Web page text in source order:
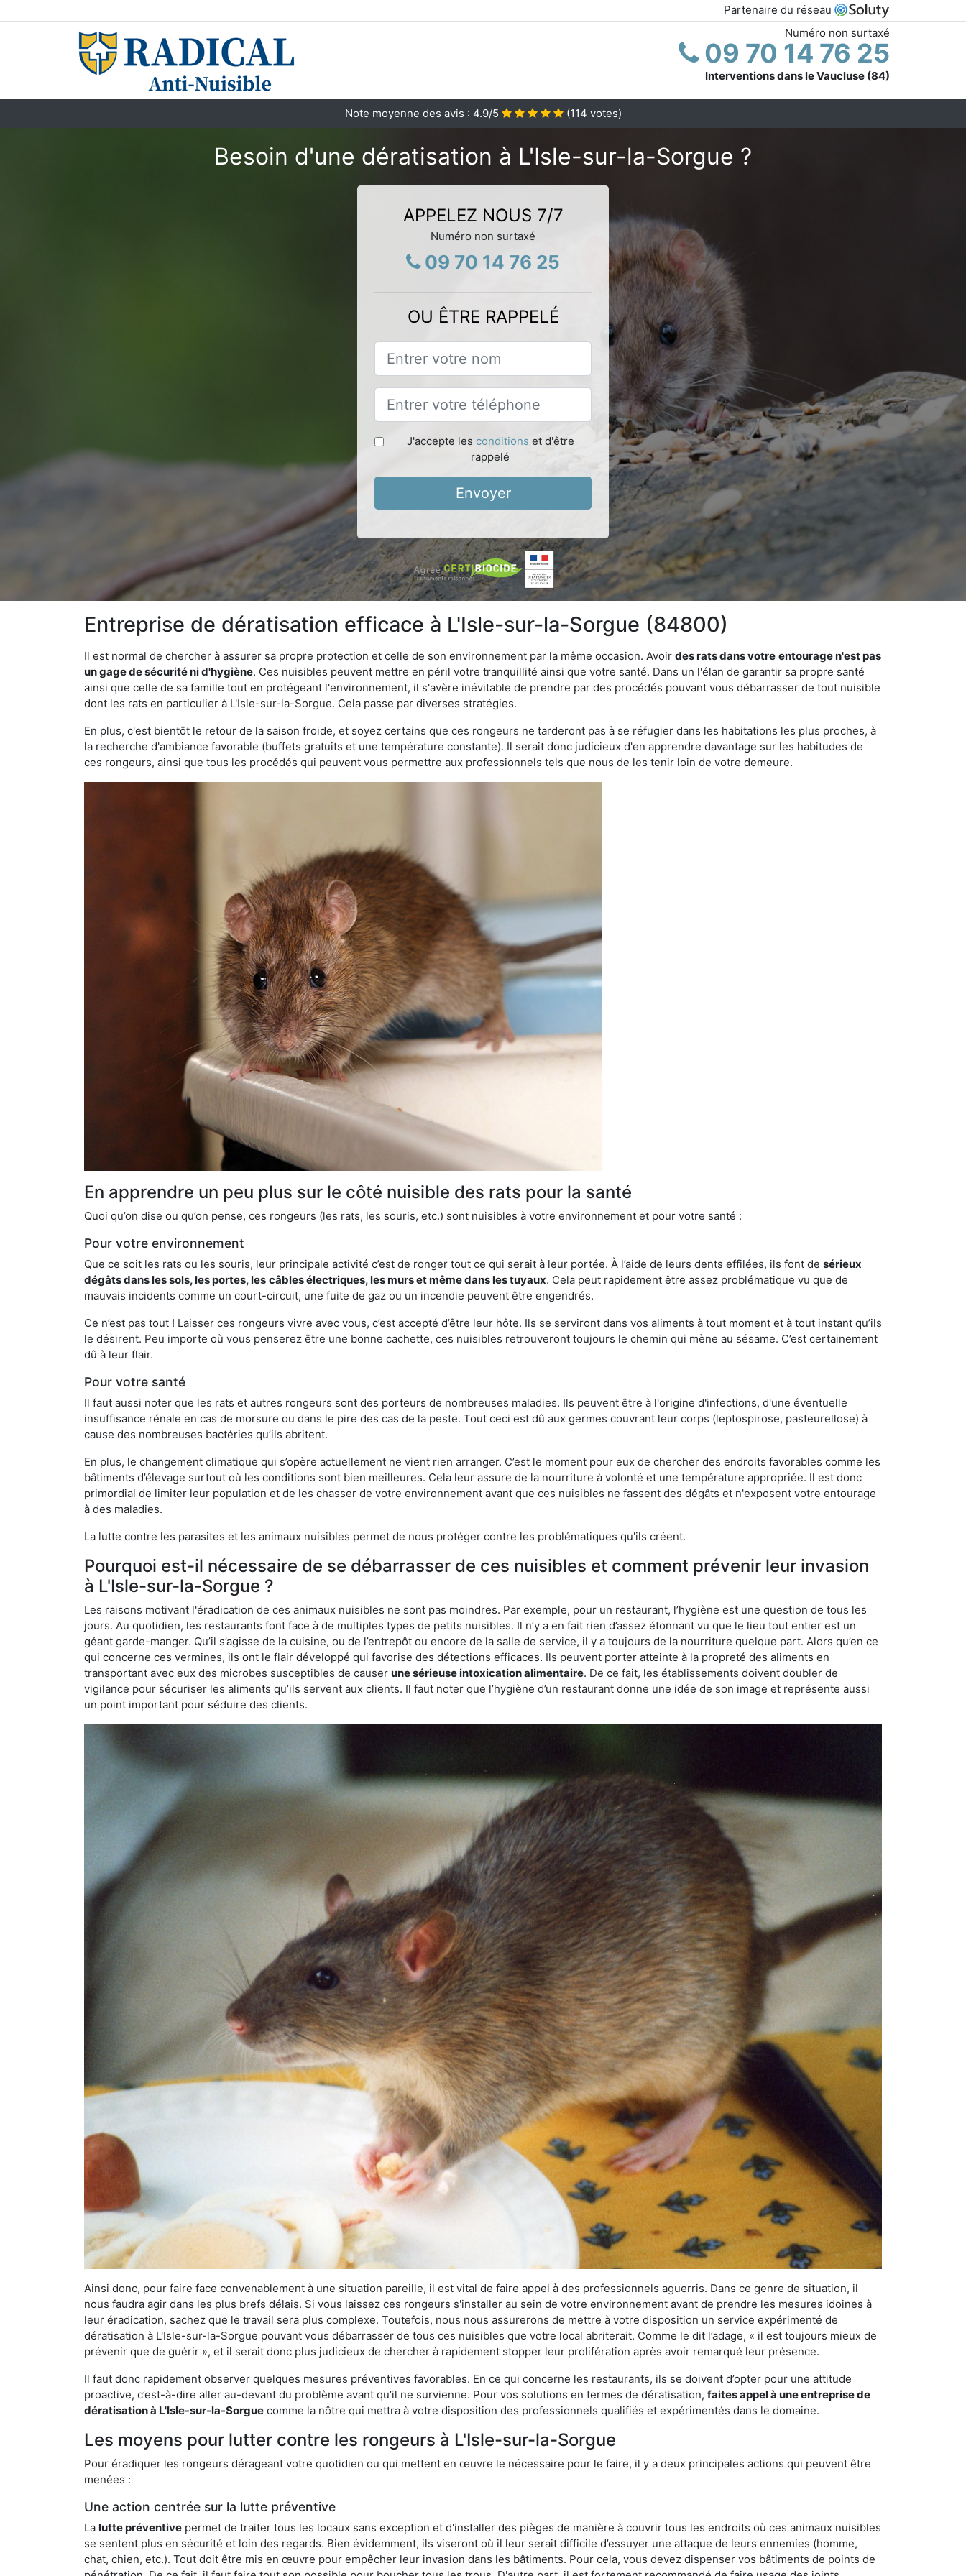
Partenaire du réseau
Numéro non surtaxé
09 70 14 76 25
Interventions dans le Vaucluse (84)
Note moyenne des avis : 4.9/5 (114 votes)
Besoin d'une dératisation à L'Isle-sur-la-Sorgue ?
APPELEZ NOUS 7/7
Numéro non surtaxé
09 70 14 76 25
OU ÊTRE RAPPELÉ
J'accepte les conditions et d'être
rappelé
Envoyer
Entreprise de dératisation efficace à L'Isle-sur-la-Sorgue (84800)
Il est normal de chercher à assurer sa propre protection et celle de son environnement par la même occasion. Avoir des rats dans votre entourage n'est pas
un gage de sécurité ni d'hygiène. Ces nuisibles peuvent mettre en péril votre tranquillité ainsi que votre santé. Dans un l'élan de garantir sa propre santé
ainsi que celle de sa famille tout en protégeant l'environnement, il s'avère inévitable de prendre par des procédés pouvant vous débarrasser de tout nuisible
dont les rats en particulier à L'Isle-sur-la-Sorgue. Cela passe par diverses stratégies.
En plus, c'est bientôt le retour de la saison froide, et soyez certains que ces rongeurs ne tarderont pas à se réfugier dans les habitations les plus proches, à
la recherche d'ambiance favorable (buffets gratuits et une température constante). Il serait donc judicieux d'en apprendre davantage sur les habitudes de
ces rongeurs, ainsi que tous les procédés qui peuvent vous permettre aux professionnels tels que nous de les tenir loin de votre demeure.
En apprendre un peu plus sur le côté nuisible des rats pour la santé
Quoi qu’on dise ou qu’on pense, ces rongeurs (les rats, les souris, etc.) sont nuisibles à votre environnement et pour votre santé :
Pour votre environnement
Que ce soit les rats ou les souris, leur principale activité c’est de ronger tout ce qui serait à leur portée. À l’aide de leurs dents effilées, ils font de sérieux
dégâts dans les sols, les portes, les câbles électriques, les murs et même dans les tuyaux. Cela peut rapidement être assez problématique vu que de
mauvais incidents comme un court-circuit, une fuite de gaz ou un incendie peuvent être engendrés.
Ce n’est pas tout ! Laisser ces rongeurs vivre avec vous, c’est accepté d’être leur hôte. Ils se serviront dans vos aliments à tout moment et à tout instant qu’ils
le désirent. Peu importe où vous penserez être une bonne cachette, ces nuisibles retrouveront toujours le chemin qui mène au sésame. C’est certainement
dû à leur flair.
Pour votre santé
Il faut aussi noter que les rats et autres rongeurs sont des porteurs de nombreuses maladies. Ils peuvent être à l'origine d'infections, d'une éventuelle
insuffisance rénale en cas de morsure ou dans le pire des cas de la peste. Tout ceci est dû aux germes couvrant leur corps (leptospirose, pasteurellose) à
cause des nombreuses bactéries qu’ils abritent.
En plus, le changement climatique qui s’opère actuellement ne vient rien arranger. C’est le moment pour eux de chercher des endroits favorables comme les
bâtiments d’élevage surtout où les conditions sont bien meilleures. Cela leur assure de la nourriture à volonté et une température appropriée. Il est donc
primordial de limiter leur population et de les chasser de votre environnement avant que ces nuisibles ne fassent des dégâts et n'exposent votre entourage
à des maladies.
La lutte contre les parasites et les animaux nuisibles permet de nous protéger contre les problématiques qu'ils créent.
Pourquoi est-il nécessaire de se débarrasser de ces nuisibles et comment prévenir leur invasion
à L'Isle-sur-la-Sorgue ?
Les raisons motivant l'éradication de ces animaux nuisibles ne sont pas moindres. Par exemple, pour un restaurant, l’hygiène est une question de tous les
jours. Au quotidien, les restaurants font face à de multiples types de petits nuisibles. Il n’y a en fait rien d’assez étonnant vu que le lieu tout entier est un
géant garde-manger. Qu’il s’agisse de la cuisine, ou de l’entrepôt ou encore de la salle de service, il y a toujours de la nourriture quelque part. Alors qu’en ce
qui concerne ces vermines, ils ont le flair développé qui favorise des détections efficaces. Ils peuvent porter atteinte à la propreté des aliments en
transportant avec eux des microbes susceptibles de causer une sérieuse intoxication alimentaire. De ce fait, les établissements doivent doubler de
vigilance pour sécuriser les aliments qu’ils servent aux clients. Il faut noter que l’hygiène d’un restaurant donne une idée de son image et représente aussi
un point important pour séduire des clients.
Ainsi donc, pour faire face convenablement à une situation pareille, il est vital de faire appel à des professionnels aguerris. Dans ce genre de situation, il
nous faudra agir dans les plus brefs délais. Si vous laissez ces rongeurs s'installer au sein de votre environnement avant de prendre les mesures idoines à
leur éradication, sachez que le travail sera plus complexe. Toutefois, nous nous assurerons de mettre à votre disposition un service expérimenté de
dératisation à L'Isle-sur-la-Sorgue pouvant vous débarrasser de tous ces nuisibles que votre local abriterait. Comme le dit l’adage, « il est toujours mieux de
prévenir que de guérir », et il serait donc plus judicieux de chercher à rapidement stopper leur prolifération après avoir remarqué leur présence.
Il faut donc rapidement observer quelques mesures préventives favorables. En ce qui concerne les restaurants, ils se doivent d’opter pour une attitude
proactive, c’est-à-dire aller au-devant du problème avant qu’il ne survienne. Pour vos solutions en termes de dératisation, faites appel à une entreprise de
dératisation à L'Isle-sur-la-Sorgue comme la nôtre qui mettra à votre disposition des professionnels qualifiés et expérimentés dans le domaine.
Les moyens pour lutter contre les rongeurs à L'Isle-sur-la-Sorgue
Pour éradiquer les rongeurs dérageant votre quotidien ou qui mettent en œuvre le nécessaire pour le faire, il y a deux principales actions qui peuvent être
menées :
Une action centrée sur la lutte préventive
La lutte préventive permet de traiter tous les locaux sans exception et d'installer des pièges de manière à couvrir tous les endroits où ces animaux nuisibles
se sentent plus en sécurité et loin des regards. Bien évidemment, ils viseront où il leur serait difficile d’essuyer une attaque de leurs ennemies (homme,
chat, chien, etc.). Tout doit être mis en œuvre pour empêcher leur invasion dans les bâtiments. Pour cela, vous devez dispenser vos bâtiments de points de